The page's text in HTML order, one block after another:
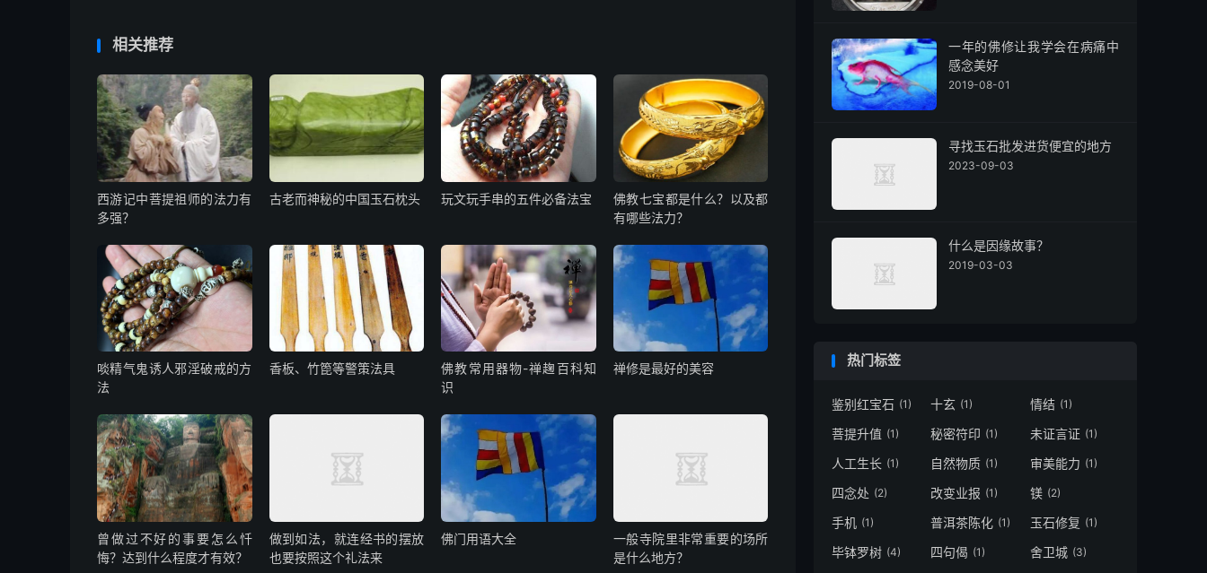
相关推荐
西游记中菩提祖师的法力有
多强？
古老而神秘的中国玉石枕头 玩文玩手串的五件必备法宝
佛教七宝都是什么？以及都
有哪些法力？
啖精气鬼诱人邪淫破戒的方
法
香板、竹箆等警策法具
佛教常用器物-禅趜百科知
识
禅修是最好的美容
曾做过不好的事要怎么忏
悔？达到什么程度才有效？
做到如法，就连经书的摆放
也要按照这个礼法来
佛门用语大全
一般寺院里非常重要的场所
是什么地方？
一年的佛修让我学会在病痛中
感念美好
2019-08-01
寻找玉石批发进货便宜的地方
2023-09-03
什么是因缘故事？
2019-03-03
热门标签
鉴别红宝石 (1) 十玄 (1) 情结 (1)
菩提升值 (1) 秘密符印 (1) 未证言证 (1)
人工生长 (1) 自然物质 (1) 审美能力 (1)
四念处 (2) 改变业报 (1) 镁 (2)
手机 (1) 普洱茶陈化 (1) 玉石修复 (1)
毕钵罗树 (4) 四句偈 (1) 舍卫城 (3)